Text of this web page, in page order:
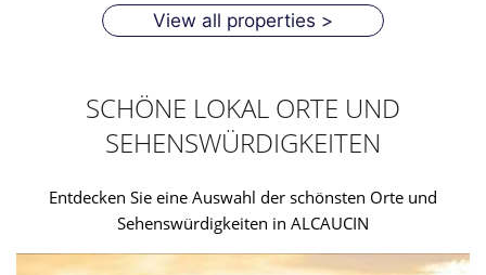
View all properties >
SCHÖNE LOKAL ORTE UND
SEHENSWÜRDIGKEITEN
Entdecken Sie eine Auswahl der schönsten Orte und
Sehenswürdigkeiten in ALCAUCIN